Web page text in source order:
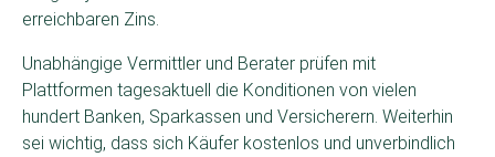
erreichbaren Zins.
Unabhängige Vermittler und Berater prüfen mit
Plattformen tagesaktuell die Konditionen von vielen
hundert Banken, Sparkassen und Versicherern. Weiterhin
sei wichtig, dass sich Käufer kostenlos und unverbindlich